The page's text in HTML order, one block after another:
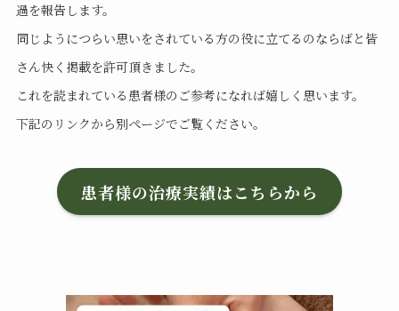
過を報告します。
同じようにつらい思いをされている方の役に立てるのならばと皆
さん快く掲載を許可頂きました。
これを読まれている患者様のご参考になれば嬉しく思います。
下記のリンクから別ページでご覧ください。
患者様の治療実績はこちらから